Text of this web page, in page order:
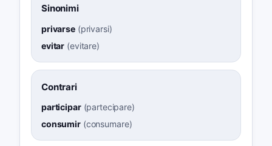
Sinonimi
privarse(privarsi)
evitar (evitare)
Contrari
participar(partecipare)
consumir(consumare)